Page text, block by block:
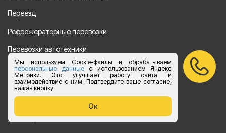
Мы используем Cookie-файлы и обрабатываем
персональные данныес использованием Яндекс
Метрики. Это улучшает работу сайта и
взаимодействие с ним. Подтвердите ваше согласие,
нажав кнопку
Ок
Переезд
Рефрежераторные перевозки
Перевозки автотехники
Перевозка алкогольной продукции
Упаковка груза
Наши направления
Клиенту